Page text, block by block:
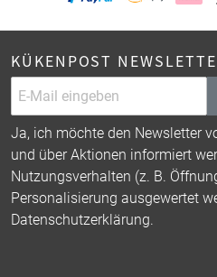
KÜKENPOST
Ja, ich möchte den Newsletter
und über Aktionen informiert
Nutzungsverhalten (z. B.
Personalisierung ausgewertet
Datenschutzerklärung.